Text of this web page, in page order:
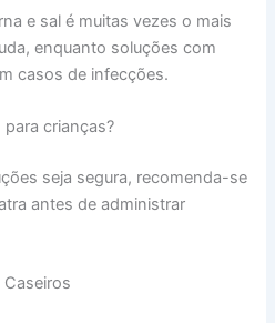
e sal é muitas vezes o mais
enquanto soluções com
casos de infecções.
crianças?
seja segura, recomenda-se
antes de administrar